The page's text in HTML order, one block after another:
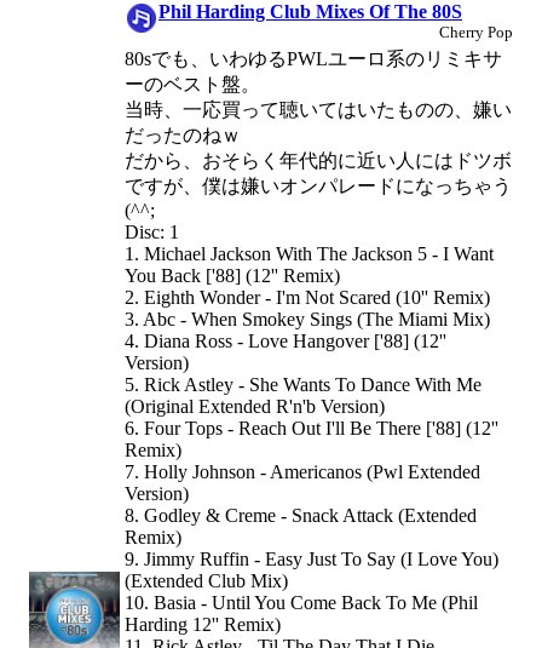
Phil Harding Club Mixes Of The 80S
Cherry Pop
80sでも、いわゆるPWLユーロ系のリミキサ
ーのベスト盤。
当時、一応買って聴いてはいたものの、嫌い
だったのねｗ
だから、おそらく年代的に近い人にはドツボ
ですが、僕は嫌いオンパレードになっちゃう
(^^;
Disc: 1
1. Michael Jackson With The Jackson 5 - I Want
You Back ['88] (12'' Remix)
2. Eighth Wonder - I'm Not Scared (10'' Remix)
3. Abc - When Smokey Sings (The Miami Mix)
4. Diana Ross - Love Hangover ['88] (12''
Version)
5. Rick Astley - She Wants To Dance With Me
(Original Extended R'n'b Version)
6. Four Tops - Reach Out I'll Be There ['88] (12''
Remix)
7. Holly Johnson - Americanos (Pwl Extended
Version)
8. Godley & Creme - Snack Attack (Extended
Remix)
9. Jimmy Ruffin - Easy Just To Say (I Love You)
(Extended Club Mix)
10. Basia - Until You Come Back To Me (Phil
Harding 12'' Remix)